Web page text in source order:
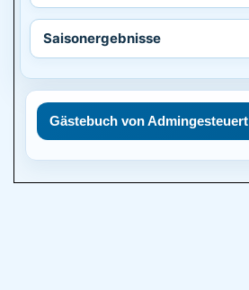
Gästebuch von Admingesteuert
Saisonergebnisse